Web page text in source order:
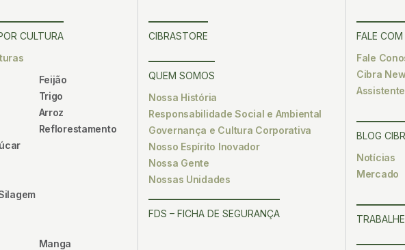
CULTURA
Feijão
Trigo
Arroz
Reflorestamento
Manga
CIBRASTORE
QUEM SOMOS
Nossa História
Responsabilidade Social e Ambiental
Governança e Cultura Corporativa
Nosso Espírito Inovador
Nossa Gente
Nossas Unidades
FDS – FICHA DE SEGURANÇA
FALE
Fale
Cibra
BLOG
Notícias
Mercado